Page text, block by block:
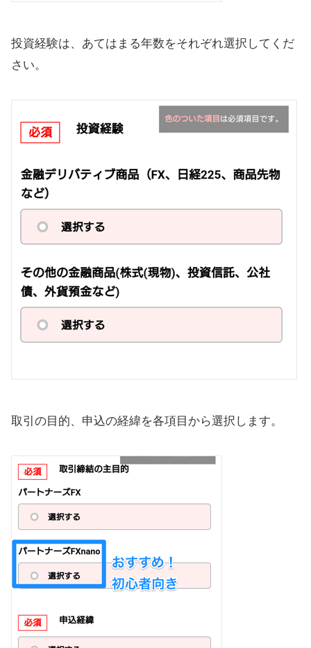
投資経験は、あてはまる年数をそれぞれ選択してくだ
さい。
取引の目的、申込の経緯を各項目から選択します。